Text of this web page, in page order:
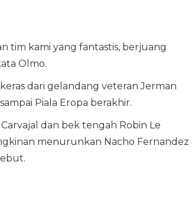
tim kami yang fantastis, berjuang
Olmo.
dari gelandang veteran Jerman
Piala Eropa berakhir.
dan bek tengah Robin Le
menurunkan Nacho Fernandez